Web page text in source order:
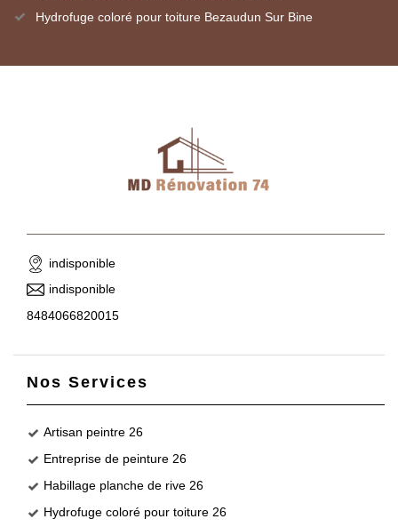
Hydrofuge coloré pour toiture Bezaudun Sur Bine
indisponible
indisponible
8484066820015
Nos Services
Artisan peintre 26
Entreprise de peinture 26
Habillage planche de rive 26
Hydrofuge coloré pour toiture 26